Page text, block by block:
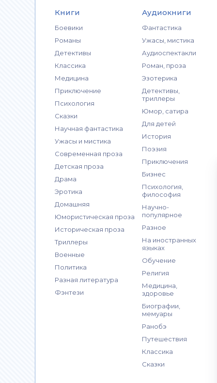
Книги
Боевики
Романы
Детективы
Классика
Медицина
Приключение
Психология
Сказки
Научная фантастика
Ужасы и мистика
Современная проза
Детская проза
Драма
Эротика
Домашняя
Юмористическая проза
Историческая проза
Триллеры
Военные
Политика
Разная литература
Фэнтези
Аудиокниги
Фантастика
Ужасы, мистика
Аудиоспектакли
Роман, проза
Эзотерика
Детективы,
триллеры
Юмор, сатира
Для детей
История
Поэзия
Приключения
Бизнес
Психология,
философия
Научно-
популярное
Разное
На иностранных
языках
Обучение
Религия
Медицина,
здоровье
Биографии,
мемуары
Ранобэ
Путешествия
Классика
Сказки